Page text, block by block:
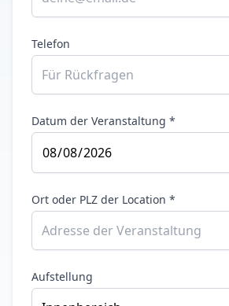
Telefon
Datum der Veranstaltung *
Ort oder PLZ der Location *
Aufstellung